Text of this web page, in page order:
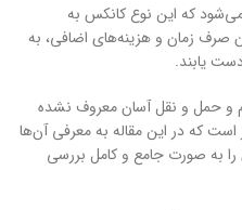
که این نوع کانکس به
صرف زمان و هزینه‌های اضافی، به
یابند.
و حمل و نقل آسان معروف نشده
که در این مقاله به معرفی آن‌ها
را به صورت جامع و کامل بررسی